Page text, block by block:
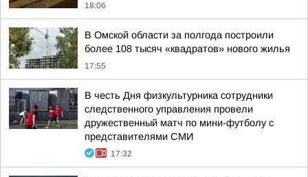
18:06
В Омской области за полгода построили
более 108 тысяч «квадратов» нового жилья
17:55
В честь Дня физкультурника сотрудники
следственного управления провели
дружественный матч по мини-футболу с
представителями СМИ
17:32